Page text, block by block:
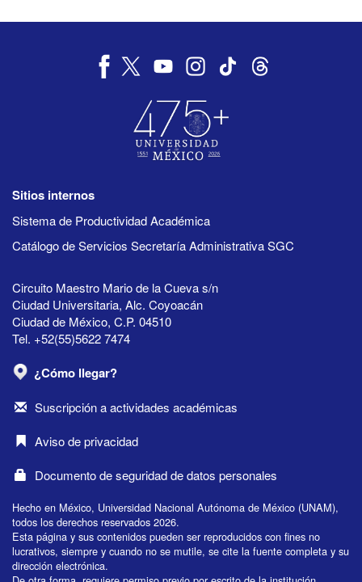
Sitios internos
Sistema de Productividad Académica
Catálogo de Servicios Secretaría Administrativa SGC
Circuito Maestro Mario de la Cueva s/n
Ciudad Universitaria, Alc. Coyoacán
Ciudad de México, C.P. 04510
Tel. +52(55)5622 7474
¿Cómo llegar?
Suscripción a actividades académicas
Aviso de privacidad
Documento de seguridad de datos personales
Hecho en México, Universidad Nacional Autónoma de México (UNAM),
todos los derechos reservados 2026.
Esta página y sus contenidos pueden ser reproducidos con fines no
lucrativos, siempre y cuando no se mutile, se cite la fuente completa y su
dirección electrónica.